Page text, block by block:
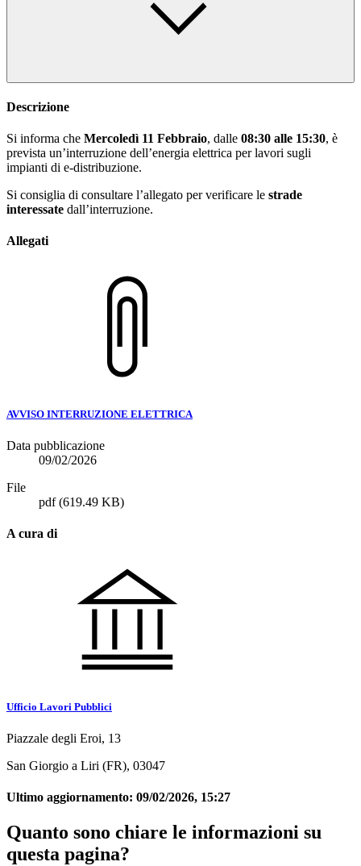
Descrizione
Si informa che Mercoledì 11 Febbraio, dalle 08:30 alle 15:30, è
prevista un’interruzione dell’energia elettrica per lavori sugli
impianti di e-distribuzione.
Si consiglia di consultare l’allegato per verificare le strade
interessate dall’interruzione.
Allegati
AVVISO INTERRUZIONE ELETTRICA
Data pubblicazione
09/02/2026
File
pdf(619.49 KB)
A cura di
Ufficio Lavori Pubblici
Piazzale degli Eroi, 13
San Giorgio a Liri (FR), 03047
Ultimo aggiornamento: 09/02/2026, 15:27
Quanto sono chiare le informazioni su
questa pagina?